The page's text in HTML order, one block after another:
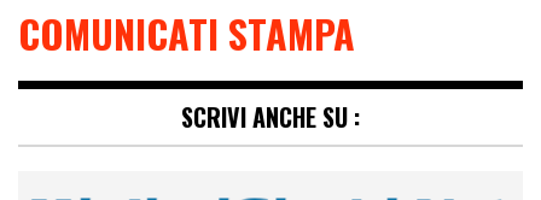
COMUNICATI STAMPA
SCRIVI ANCHE SU :